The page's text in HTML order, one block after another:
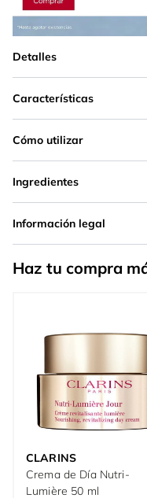
Detalles
Características
Cómo utilizar
Ingredientes
Información legal
Haz tu compra
CLARINS
Crema de Día Nutri-
Lumière 50 ml